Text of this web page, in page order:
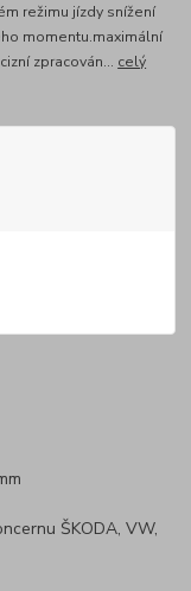
režimu jízdy snížení
momentu.maximální
zpracován... celý
ŠKODA, VW,